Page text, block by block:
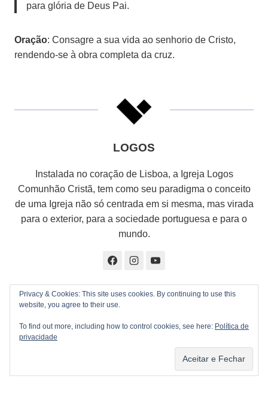
para glória de Deus Pai.
Oração: Consagre a sua vida ao senhorio de Cristo,
rendendo-se à obra completa da cruz.
LOGOS
Instalada no coração de Lisboa, a Igreja Logos
Comunhão Cristã, tem como seu paradigma o conceito
de uma Igreja não só centrada em si mesma, mas virada
para o exterior, para a sociedade portuguesa e para o
mundo.
Navegação
artigos
PREVIOUS
Transformar o mundo
NEXT
Cheios do Poder do
Espírito Santo
Privacy & Cookies: This site uses cookies. By continuing to use this
website, you agree to their use.
To find out more, including how to control cookies, see here: Política de
privacidade